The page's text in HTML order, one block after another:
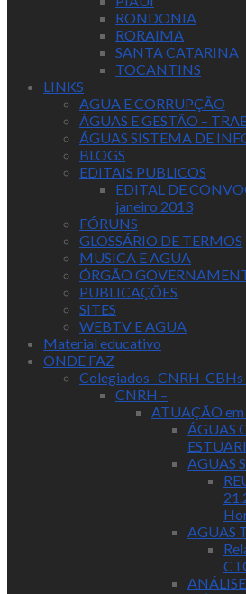
RONDONIA
RORAIMA
SANTA CATARINA
TOCANTINS
LINKS
AGUA E CORRUPÇÃO
ÁGUAS E GESTÃO –
ÁGUAS SISTEMA DE
BLOGS
EDITAIS PUBLICOS
EDITAL DE
janeiro 2013
FÓRUNS
GLOSSÁRIO DE TERMOS
MUSICA E AGUA
ÓRGÃO
PUBLICAÇÕES
SITES
WEBTV E AGUA
Material educativo
ONDE FAZ
Colegiados -CNRH-
CNRH –
ATUAÇÃO
ÁGUAS
AGUAS
AGUAS